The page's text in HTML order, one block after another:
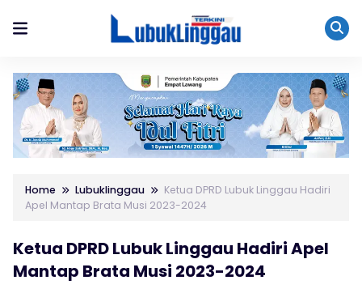
Home Lubuklinggau
Ketua DPRD Lubuk Linggau Hadiri
Apel Mantap Brata Musi 2023-2024
Ketua DPRD Lubuk Linggau Hadiri Apel
Mantap Brata Musi 2023-2024